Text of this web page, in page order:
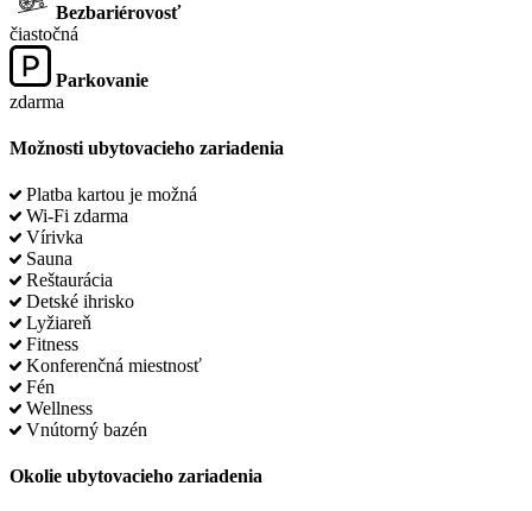
Bezbariérovosť
čiastočná
Parkovanie
zdarma
Možnosti ubytovacieho zariadenia
Platba kartou je možná
Wi-Fi zdarma
Vírivka
Sauna
Reštaurácia
Detské ihrisko
Lyžiareň
Fitness
Konferenčná miestnosť
Fén
Wellness
Vnútorný bazén
Okolie ubytovacieho zariadenia